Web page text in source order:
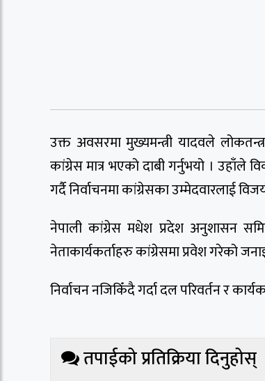
उक्त अवसरमा मुख्यमन्त्री यादवले
कांग्रेस मात्र भएको दाबी गर्नुभयो ।
गर्दै निर्वाचनमा कांग्रेसका उम्मेदवारलाई
नेपाली कांग्रेस मधेश प्रदेश अनुशासन
नेताकार्यकर्ताहरु कांग्रेसमा प्रवेश गरेको
निर्वाचन नजिकिँदै गर्दा दल परिवर्तन र
तपाईको प्रतिक्रिया दिनुहोस्